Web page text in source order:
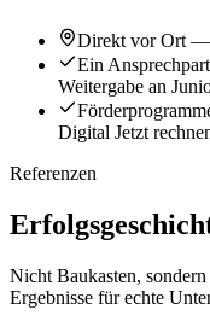
Direkt vor Ort —
Ein
Weitergabe an
Digital Jetzt
Referenzen
Nicht Baukasten,
Ergebnisse für echte